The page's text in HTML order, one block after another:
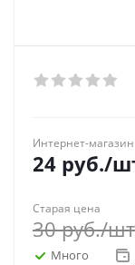
Интернет-
24 руб./
Старая цена
30руб./шт
Много